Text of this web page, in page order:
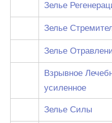
Зелье
Зелье
Зелье
Взрывное
усиленное
Зелье Силы